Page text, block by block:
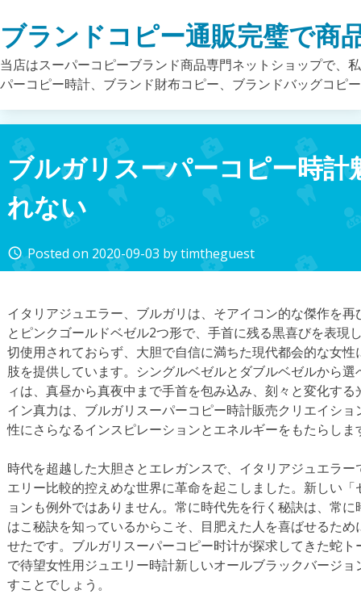
to
content
ブランドコピー通販完璧で商
当店はスーパーコピーブランド商品専門ネットショップで、
パーコピー時計、ブランド財布コピー、ブランドバッグコピ
ブルガリスーパーコピー時計
れない
access_time Posted on 2020-09-03 bytimtheguest
イタリアジュエラー、ブルガリは、そアイコン的な傑作を
とピンクゴールドベゼル2つ形で、手首に残る黒喜びを表現
切使用されておらず、大胆で自信に満ちた現代都会的な女
肢を提供しています。シングルベゼルとダブルベゼルから
ィは、真昼から真夜中まで手首を包み込み、刻々と変化す
イン真力は、ブルガリスーパーコピー時計販売クリエイシ
性にさらなるインスピレーションとエネルギーをもたらしま
時代を超越した大胆さとエレガンスで、イタリアジュエラ
エリー比較的控えめな世界に革命を起こしました。新しい
ョンも例外ではありません。常に時代先を行く秘訣は、常
はこ秘訣を知っているからこそ、目肥えた人を喜ばせるた
せたです。ブルガリスーパーコピー时计が探求してきた蛇
で待望女性用ジュエリー時計新しいオールブラックバージ
すことでしょう。